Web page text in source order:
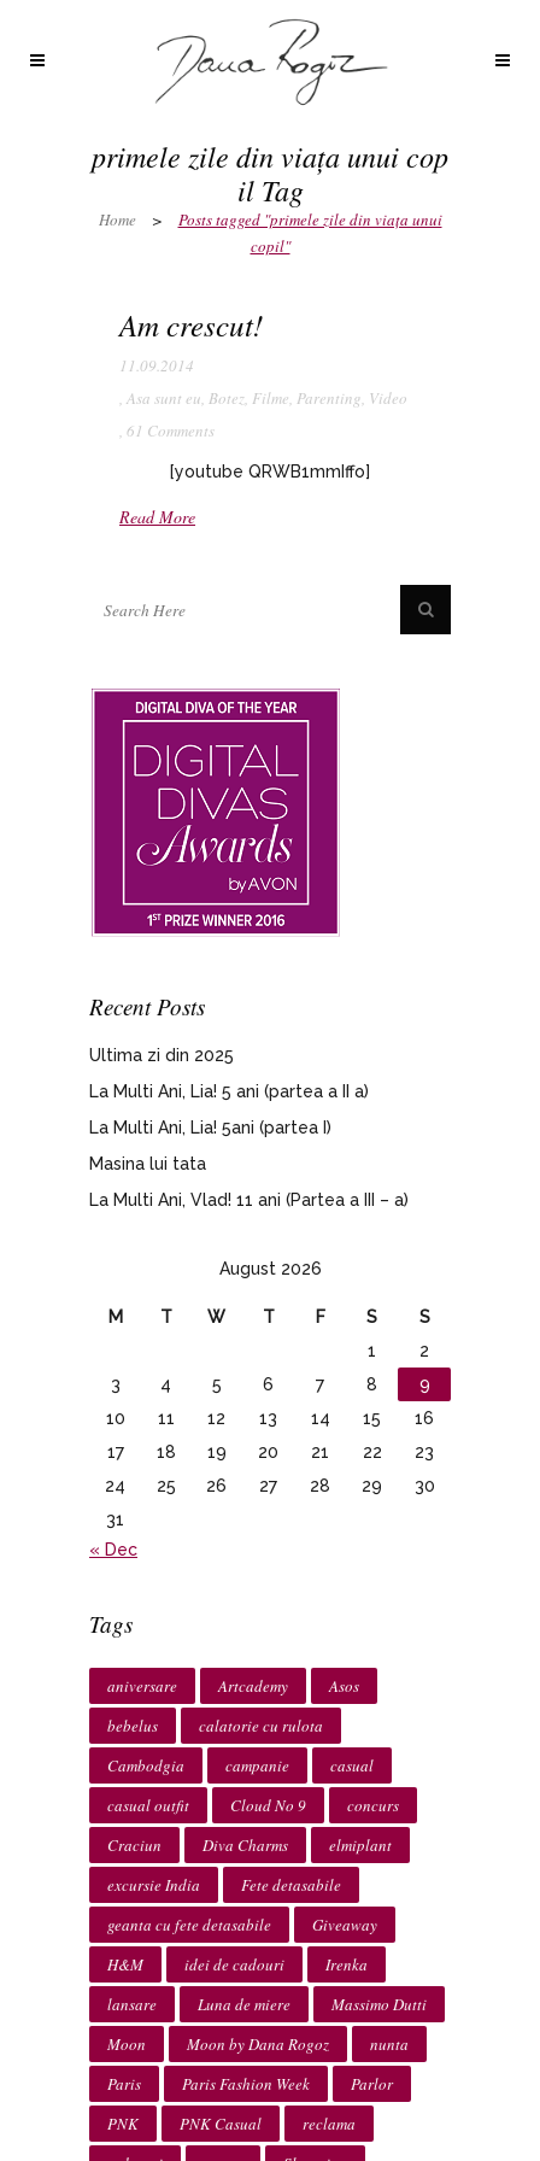
primele zile din viața unui cop
il Tag
Home >
Posts tagged "primele zile din viața unui
copil"
Am crescut!
11.09.2014
, Asa sunt eu, Botez, Filme, Parenting, Video
, 61 Comments
[youtube QRWB1mmIffo]
Read More
Recent Posts
Ultima zi din 2025
La Multi Ani, Lia! 5 ani (partea a II a)
La Multi Ani, Lia! 5ani (partea I)
Masina lui tata
La Multi Ani, Vlad! 11 ani (Partea a III – a)
August 2026
M T W T F S
S
1
2
3
4 5 6 7 8
9
10
11 12 13 14 15
16
17
18 19 20 21 22
23
24
25 26 27 28 29
30
31
« Dec
Tags
aniversare Artcademy
Asos
bebelus
calatorie cu rulota
Cambodgia
campanie
casual
casual outfit
Cloud No 9
concurs
Craciun
Diva Charms
elmiplant
excursie India
Fete detasabile
geanta cu fete detasabile
Giveaway
H&M
idei de cadouri
Irenka
lansare
Luna de miere
Massimo Dutti
Moon
Moon by Dana Rogoz
nunta
Paris
Paris Fashion Week
Parlor
PNK
PNK Casual
reclama